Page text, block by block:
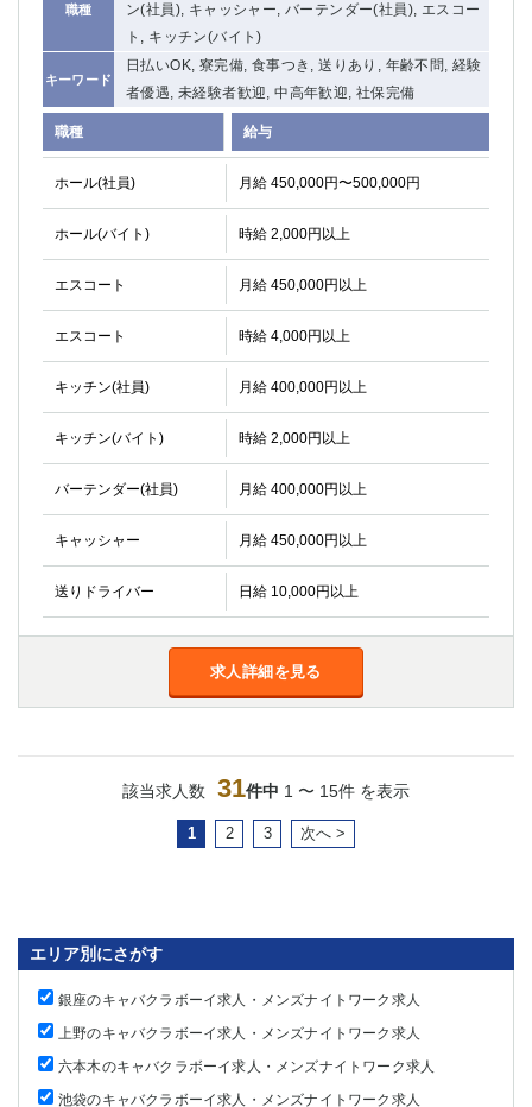
職種
ン(社員), キャッシャー, バーテンダー(社員), エスコー
ト, キッチン(バイト)
キーワード
日払いOK, 寮完備, 食事つき, 送りあり, 年齢不問, 経験
者優遇, 未経験者歓迎, 中高年歓迎, 社保完備
職種 給与
ホール(社員) 月給 450,000円〜500,000円
ホール(バイト) 時給 2,000円以上
エスコート 月給 450,000円以上
エスコート 時給 4,000円以上
キッチン(社員) 月給 400,000円以上
キッチン(バイト) 時給 2,000円以上
バーテンダー(社員) 月給 400,000円以上
キャッシャー 月給 450,000円以上
送りドライバー 日給 10,000円以上
求人詳細を見る
該当求人数 31件中 1 〜 15件 を表示
1 2 3 次へ >
エリア別にさがす
銀座のキャバクラボーイ求人・メンズナイトワーク求人
上野のキャバクラボーイ求人・メンズナイトワーク求人
六本木のキャバクラボーイ求人・メンズナイトワーク求人
池袋のキャバクラボーイ求人・メンズナイトワーク求人